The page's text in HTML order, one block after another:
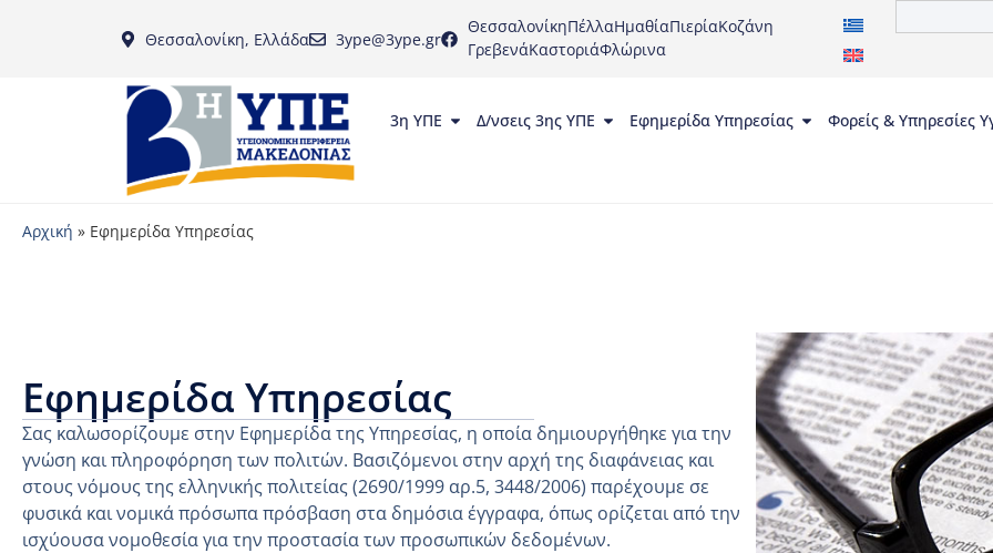
Θεσσαλονίκη, Ελλάδα 3ype@3ype.gr
ΘεσσαλονίκηΠέλλαΗμαθίαΠιερίαΚοζάνη
ΓρεβενάΚαστοριάΦλώρινα
3η ΥΠΕ Δ/νσεις 3ης ΥΠΕ Εφημερίδα Υπηρεσίας Φορείς & Υπηρεσίες
Αρχική » Εφημερίδα Υπηρεσίας
Εφημερίδα Υπηρεσίας
Σας καλωσορίζουμε στην Εφημερίδα της Υπηρεσίας, η οποία δημιουργήθηκε για την
γνώση και πληροφόρηση των πολιτών. Βασιζόμενοι στην αρχή της διαφάνειας και
στους νόμους της ελληνικής πολιτείας (2690/1999 αρ.5, 3448/2006) παρέχουμε σε
φυσικά και νομικά πρόσωπα πρόσβαση στα δημόσια έγγραφα, όπως ορίζεται από την
ισχύουσα νομοθεσία για την προστασία των προσωπικών δεδομένων.